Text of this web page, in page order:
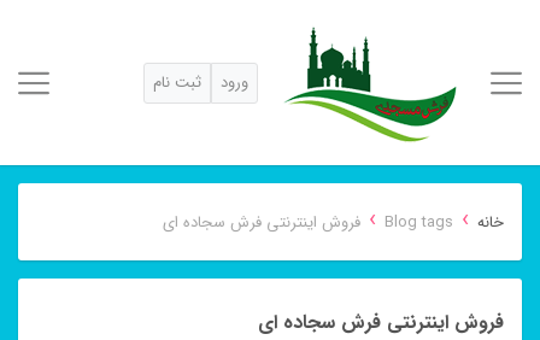
ورود ثبت نام
خانه ›
Blog tags
› فروش اینترنتی فرش سجاده ای
فروش اینترنتی فرش سجاده ای